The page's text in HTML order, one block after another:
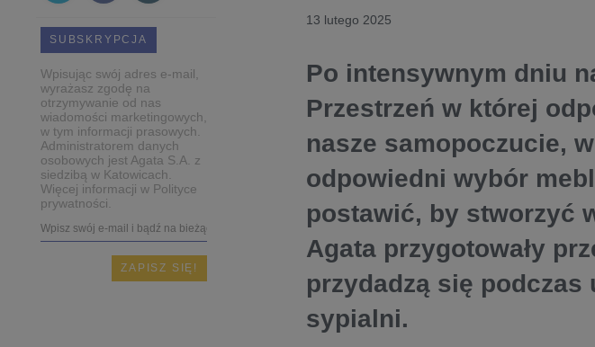
SUBSKRYPCJA
Wpisując swój adres e-mail,
wyrażasz zgodę na
otrzymywanie od nas
wiadomości marketingowych,
w tym informacji prasowych.
Administratorem danych
osobowych jest Agata S.A. z
siedzibą w Katowicach.
Więcej informacji w Polityce
prywatności.
13 lutego 2025
Po intensywnym dniu
Przestrzeń w której
nasze samopoczucie,
odpowiedni wybór
postawić, by stworzyć
Agata przygotowały
przydadzą się podczas
sypialni.